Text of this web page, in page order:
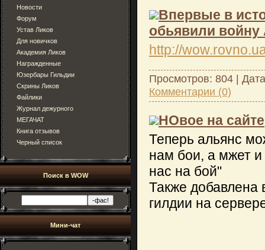
Новости
Форум
Устав Ликов
Для новичков
Академия Ликов
Награжденные
Юзербары Гильдии
Скрины Ликов
Файлики
Журнал дежурного
МЕГАЧАТ
Книга отзывов
Черный список
Поиск в WOW
Мини-чат
Впервые в
обьявили войну
http://
Просмотров: 804 |
Комментарии (0)
НОвое на сайте
Теперь альянс
нам бои, а мжет
нас на бой"
Также добавлена
гилдии на